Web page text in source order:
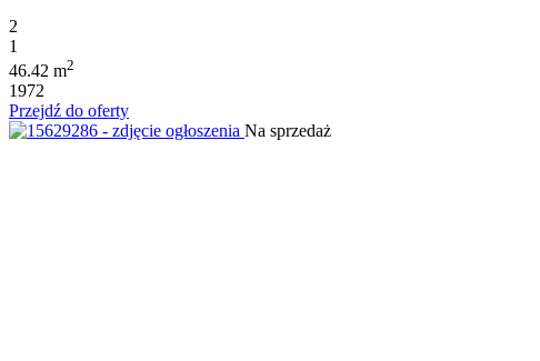
2
1
46.42 m2
1972
Przejdź do oferty
Na sprzedaż